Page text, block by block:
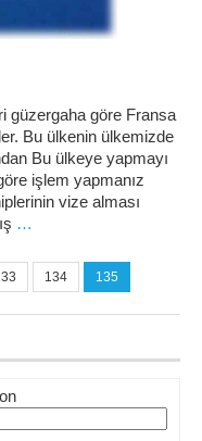
güzergaha göre Fransa
Bu ülkenin ülkemizde
Bu ülkeye yapmayı
işlem yapmanız
vize alması
…
134 135